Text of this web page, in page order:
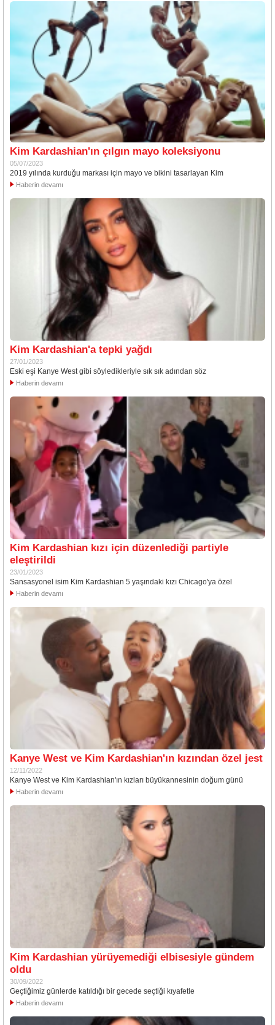
Kim Kardashian'ın çılgın mayo koleksiyonu
05/07/2023
2019 yılında kurduğu markası için mayo ve bikini tasarlayan Kim
Haberin devamı
Kim Kardashian'a tepki yağdı
27/01/2023
Eski eşi Kanye West gibi söyledikleriyle sık sık adından söz
Haberin devamı
Kim Kardashian kızı için düzenlediği partiyle
eleştirildi
23/01/2023
Sansasyonel isim Kim Kardashian 5 yaşındaki kızı Chicago'ya özel
Haberin devamı
Kanye West ve Kim Kardashian'ın kızından özel jest
12/11/2022
Kanye West ve Kim Kardashian'ın kızları büyükannesinin doğum günü
Haberin devamı
Kim Kardashian yürüyemediği elbisesiyle gündem
oldu
30/09/2022
Geçtiğimiz günlerde katıldığı bir gecede seçtiği kıyafetle
Haberin devamı